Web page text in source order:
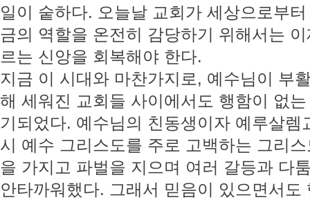
일이 숱하다. 오늘날 교회가 세상으로부
금의 역할을 온전히 감당하기 위해서는
르는 신앙을 회복해야 한다.
지금 이 시대와 마찬가지로, 예수님이 부
해 세워진 교회들 사이에서도 행함이 없
기되었다. 예수님의 친동생이자 예루살
시 예수 그리스도를 주로 고백하는 그리
을 가지고 파벌을 지으며 여러 갈등과 다
안타까워했다. 그래서 믿음이 있으면서